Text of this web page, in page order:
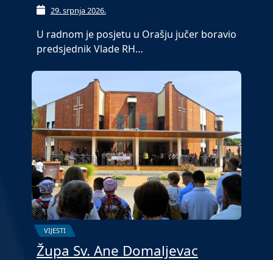
29. srpnja 2026.
U radnom je posjetu u Orašju jučer boravio
predsjednik Vlade RH…
VIJESTI
Župa Sv. Ane Domaljevac